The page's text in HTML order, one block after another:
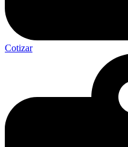
Cotizar